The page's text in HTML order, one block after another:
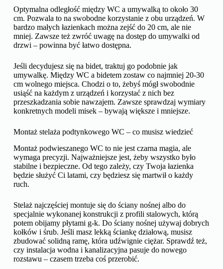
Optymalna odległość między WC a umywalką to około 30
cm. Pozwala to na swobodne korzystanie z obu urządzeń. W
bardzo małych łazienkach można zejść do 20 cm, ale nie
mniej. Zawsze też zwróć uwagę na dostęp do umywalki od
drzwi – powinna być łatwo dostępna.
Jeśli decydujesz się na bidet, traktuj go podobnie jak
umywalkę. Między WC a bidetem zostaw co najmniej 20-30
cm wolnego miejsca. Chodzi o to, żebyś mógł swobodnie
usiąść na każdym z urządzeń i korzystać z nich bez
przeszkadzania sobie nawzajem. Zawsze sprawdzaj wymiary
konkretnych modeli misek – bywają większe i mniejsze.
Montaż stelaża podtynkowego WC – co musisz wiedzieć
Montaż podwieszanego WC to nie jest czarna magia, ale
wymaga precyzji. Najważniejsze jest, żeby wszystko było
stabilne i bezpieczne. Od tego zależy, czy Twoja łazienka
będzie służyć Ci latami, czy będziesz się martwił o każdy
ruch.
Stelaż najczęściej montuje się do ściany nośnej albo do
specjalnie wykonanej konstrukcji z profili stalowych, którą
potem obijamy płytami g-k. Do ściany nośnej używaj dobrych
kołków i śrub. Jeśli masz lekką ściankę działową, musisz
zbudować solidną ramę, która udźwignie ciężar. Sprawdź też,
czy instalacja wodna i kanalizacyjna pasuje do nowego
rozstawu – czasem trzeba coś przerobić.